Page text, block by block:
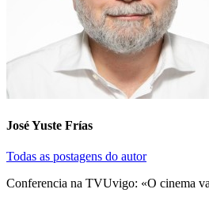
José Yuste Frías
Todas as postagens do autor
Conferencia na TVUvigo: «O cinema